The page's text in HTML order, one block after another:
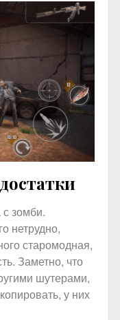
зомби.
нетрудно,
старомодная,
Заметно, что
шутерами,
у них